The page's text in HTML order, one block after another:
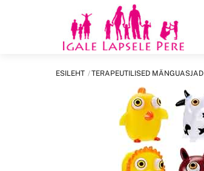
ESILEHT TERAPEUTILISED MÄNGUASJAD